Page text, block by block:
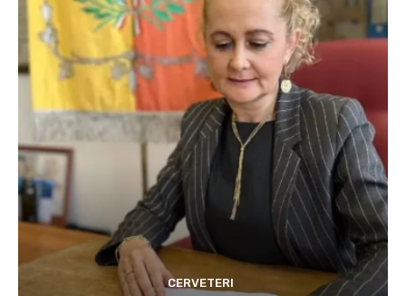
CERVETERI